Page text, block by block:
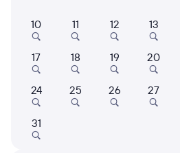
Когда
Кто едет
10 11 12 13
17 18 19 20
24 25 26 27
31